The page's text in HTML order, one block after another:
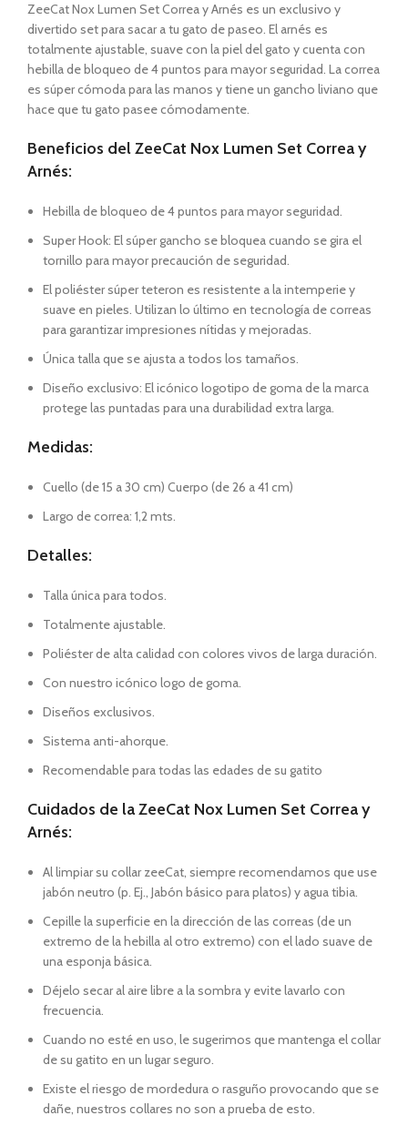
ZeeCat Nox Lumen Set Correa y Arnés es un exclusivo y
divertido set para sacar a tu gato de paseo. El arnés es
totalmente ajustable, suave con la piel del gato y cuenta con
hebilla de bloqueo de 4 puntos para mayor seguridad. La correa
es súper cómoda para las manos y tiene un gancho liviano que
hace que tu gato pasee cómodamente.
Beneficios del ZeeCat Nox Lumen Set Correa y
Arnés:
Hebilla de bloqueo de 4 puntos para mayor seguridad.
Super Hook: El súper gancho se bloquea cuando se gira el
tornillo para mayor precaución de seguridad.
El poliéster súper teteron es resistente a la intemperie y
suave en pieles. Utilizan lo último en tecnología de correas
para garantizar impresiones nítidas y mejoradas.
Única talla que se ajusta a todos los tamaños.
Diseño exclusivo: El icónico logotipo de goma de la marca
protege las puntadas para una durabilidad extra larga.
Medidas:
Cuello (de 15 a 30 cm) Cuerpo (de 26 a 41 cm)
Largo de correa: 1,2 mts.
Detalles:
Talla única para todos.
Totalmente ajustable.
Poliéster de alta calidad con colores vivos de larga duración.
Con nuestro icónico logo de goma.
Diseños exclusivos.
Sistema anti-ahorque.
Recomendable para todas las edades de su gatito
Cuidados de la ZeeCat Nox Lumen Set Correa y
Arnés:
Al limpiar su collar zeeCat, siempre recomendamos que use
jabón neutro (p. Ej., Jabón básico para platos) y agua tibia.
Cepille la superficie en la dirección de las correas (de un
extremo de la hebilla al otro extremo) con el lado suave de
una esponja básica.
Déjelo secar al aire libre a la sombra y evite lavarlo con
frecuencia.
Cuando no esté en uso, le sugerimos que mantenga el collar
de su gatito en un lugar seguro.
Existe el riesgo de mordedura o rasguño provocando que se
dañe, nuestros collares no son a prueba de esto.